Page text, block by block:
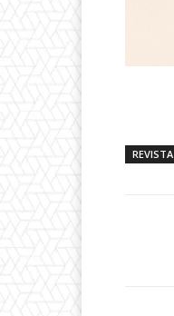
REVISTA